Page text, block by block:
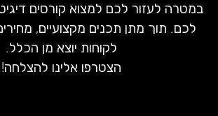
במטרה לעזור לכם למצוא קורסים
לכם. תוך מתן תכנים מקצועיים,
לקוחות יוצא מן הכלל.
הצטרפו אלינו להצלחה!